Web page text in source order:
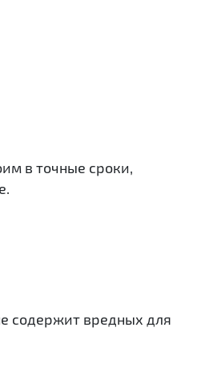
в точные сроки,
содержит вредных для